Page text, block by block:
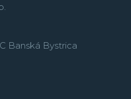
Banská Bystrica